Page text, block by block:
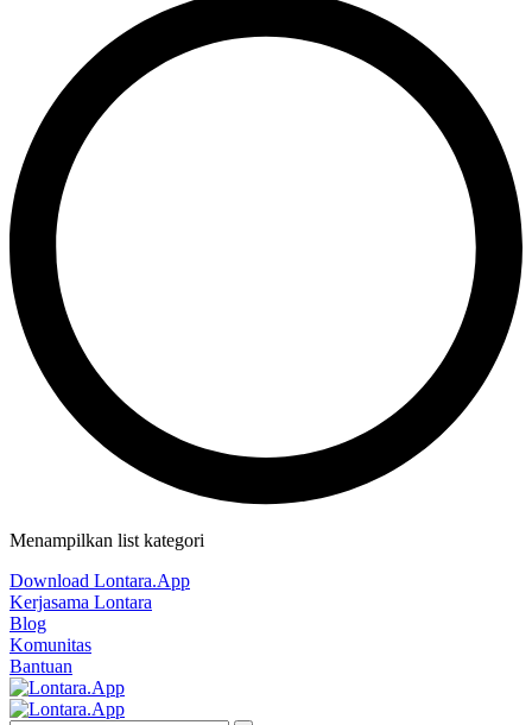
Menampilkan list kategori
Download Lontara.App
Kerjasama Lontara
Blog
Komunitas
Bantuan